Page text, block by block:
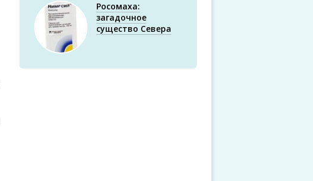
Росомаха:
загадочное
существо Севера